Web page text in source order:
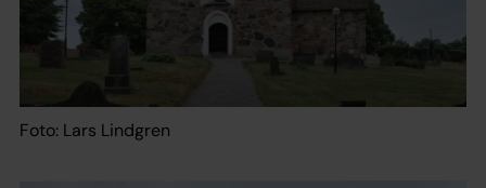
Foto: Lars Lindgren